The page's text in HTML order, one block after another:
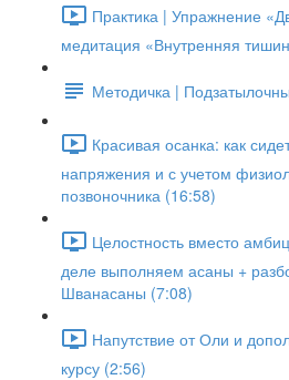
Практика | Упражнение
медитация «Внутренняя
Методичка |
Красивая осанка: как
напряжения и с учетом
позвоночника (16:58)
Целостность вместо
деле выполняем асаны +
Шванасаны (7:08)
Напутствие от Оли и
курсу (2:56)